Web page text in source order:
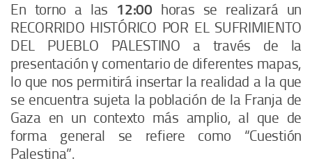
En torno a las 12:00 horas se realizará un
RECORRIDO HISTÓRICO POR EL SUFRIMIENTO
DEL PUEBLO PALESTINO a través de la
presentación y comentario de diferentes mapas,
lo que nos permitirá insertar la realidad a la que
se encuentra sujeta la población de la Franja de
Gaza en un contexto más amplio, al que de
forma general se refiere como “Cuestión
Palestina”.